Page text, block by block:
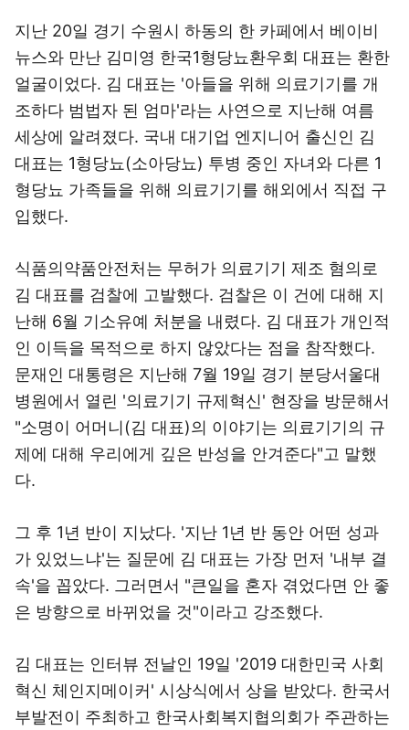
지난 20일 경기 수원시 하동의 한 카페에서 베이비
뉴스와 만난 김미영 한국1형당뇨환우회 대표는 환한
얼굴이었다. 김 대표는 '아들을 위해 의료기기를 개
조하다 범법자 된 엄마'라는 사연으로 지난해 여름
세상에 알려졌다. 국내 대기업 엔지니어 출신인 김
대표는 1형당뇨(소아당뇨) 투병 중인 자녀와 다른 1
형당뇨 가족들을 위해 의료기기를 해외에서 직접 구
입했다.
식품의약품안전처는 무허가 의료기기 제조 혐의로
김 대표를 검찰에 고발했다. 검찰은 이 건에 대해 지
난해 6월 기소유예 처분을 내렸다. 김 대표가 개인적
인 이득을 목적으로 하지 않았다는 점을 참작했다.
문재인 대통령은 지난해 7월 19일 경기 분당서울대
병원에서 열린 '의료기기 규제혁신' 현장을 방문해서
"소명이 어머니(김 대표)의 이야기는 의료기기의 규
제에 대해 우리에게 깊은 반성을 안겨준다"고 말했
다.
그 후 1년 반이 지났다. '지난 1년 반 동안 어떤 성과
가 있었느냐'는 질문에 김 대표는 가장 먼저 '내부 결
속'을 꼽았다. 그러면서 "큰일을 혼자 겪었다면 안 좋
은 방향으로 바뀌었을 것"이라고 강조했다.
김 대표는 인터뷰 전날인 19일 '2019 대한민국 사회
혁신 체인지메이커' 시상식에서 상을 받았다. 한국서
부발전이 주최하고 한국사회복지협의회가 주관하는